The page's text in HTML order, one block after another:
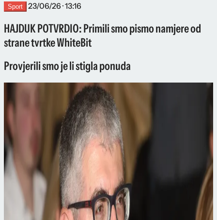
Sport 23/06/26 · 13:16
HAJDUK POTVRDIO: Primili smo pismo namjere od
strane tvrtke WhiteBit
Provjerili smo je li stigla ponuda